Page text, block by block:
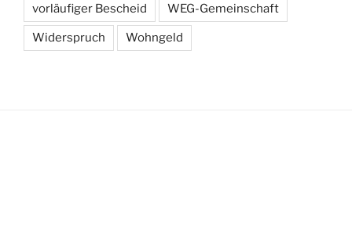
vorläufiger Bescheid WEG-Gemeinschaft
Widerspruch Wohngeld